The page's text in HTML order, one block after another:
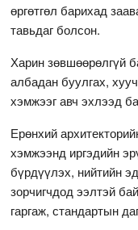
өргөтгөл барихад
тавьдаг болсон.
Харин зөвшөөрөлгүй
албадан буулгах,
хэмжээг авч эхлээд
Ерөнхий
хэмжээнд иргэдийн
бүрдүүлэх, нийтийн
зорчигчдод ээлтэй
гаргаж, стандартын